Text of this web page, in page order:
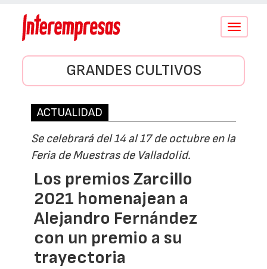
Conmutar
GRANDES CULTIVOS
ACTUALIDAD
Se celebrará del 14 al 17 de octubre en la
Feria de Muestras de Valladolid.
Los premios Zarcillo
2021 homenajean a
Alejandro Fernández
con un premio a su
trayectoria